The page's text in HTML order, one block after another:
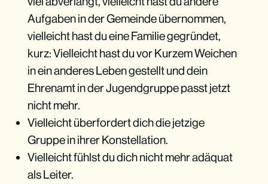
Aufgaben in der Gemeinde übernommen,
vielleicht hast du eine Familie gegründet,
kurz: Vielleicht hast du vor Kurzem Weichen
in ein anderes Leben gestellt und dein
Ehrenamt in der Jugendgruppe passt jetzt
nicht mehr.
Vielleicht überfordert dich die jetzige
Gruppe in ihrer Konstellation.
Vielleicht fühlst du dich nicht mehr adäquat
als Leiter.